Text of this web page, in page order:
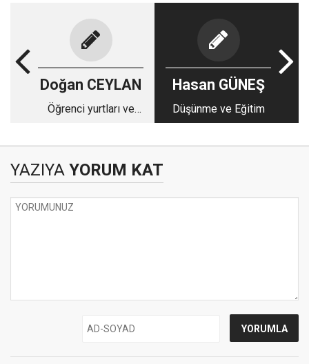
Doğan CEYLAN
Öğrenci yurtları ve
Hasan GÜNEŞ
Düşünme ve Eğitim
YAZIYA YORUM KAT